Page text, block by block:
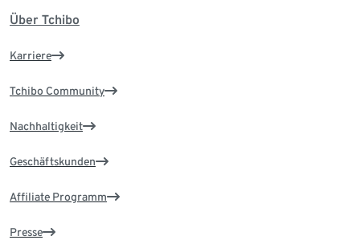
Über Tchibo
Karriere
Tchibo Community
Nachhaltigkeit
Geschäftskunden
Affiliate Programm
Presse